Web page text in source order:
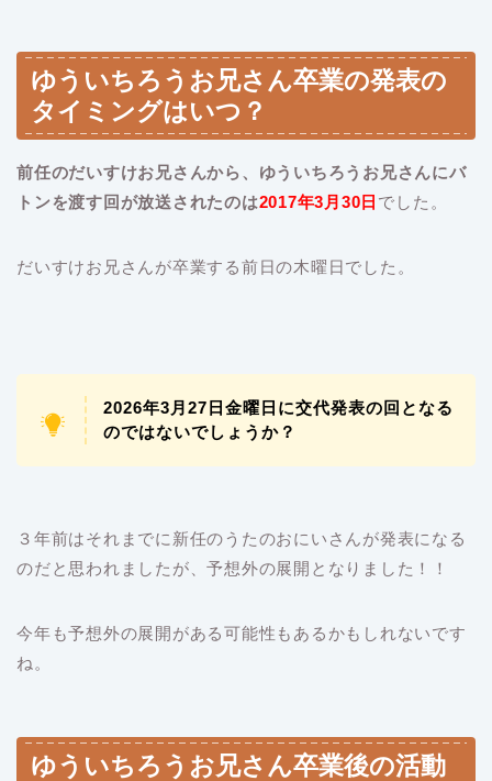
ゆういちろうお兄さん卒業の発表の
タイミングはいつ？
前任のだいすけお兄さんから、ゆういちろうお兄さんにバ
トンを渡す回が放送されたのは2017年3月30日 でした。
だいすけお兄さんが卒業する前日の木曜日でした。
2026年3月27日金曜日に交代発表の回となる
のではないでしょうか？
３年前はそれまでに新任のうたのおにいさんが発表になる
のだと思われましたが、予想外の展開となりました！！
今年も予想外の展開がある可能性もあるかもしれないです
ね。
ゆういちろうお兄さん卒業後の活動